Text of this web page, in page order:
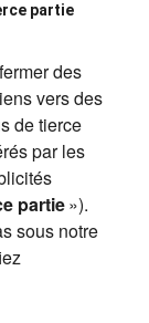
partie
des
vers des
de tierce
par les
partie»).
sous notre